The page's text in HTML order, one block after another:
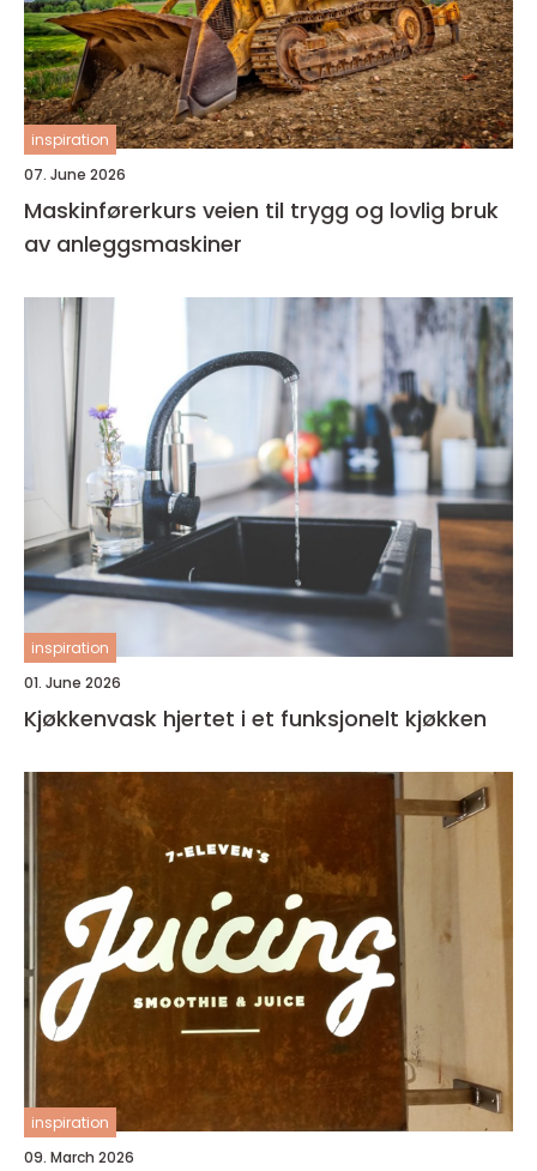
inspiration
07. June 2026
Maskinførerkurs veien til trygg og lovlig bruk
av anleggsmaskiner
inspiration
01. June 2026
Kjøkkenvask hjertet i et funksjonelt kjøkken
inspiration
09. March 2026